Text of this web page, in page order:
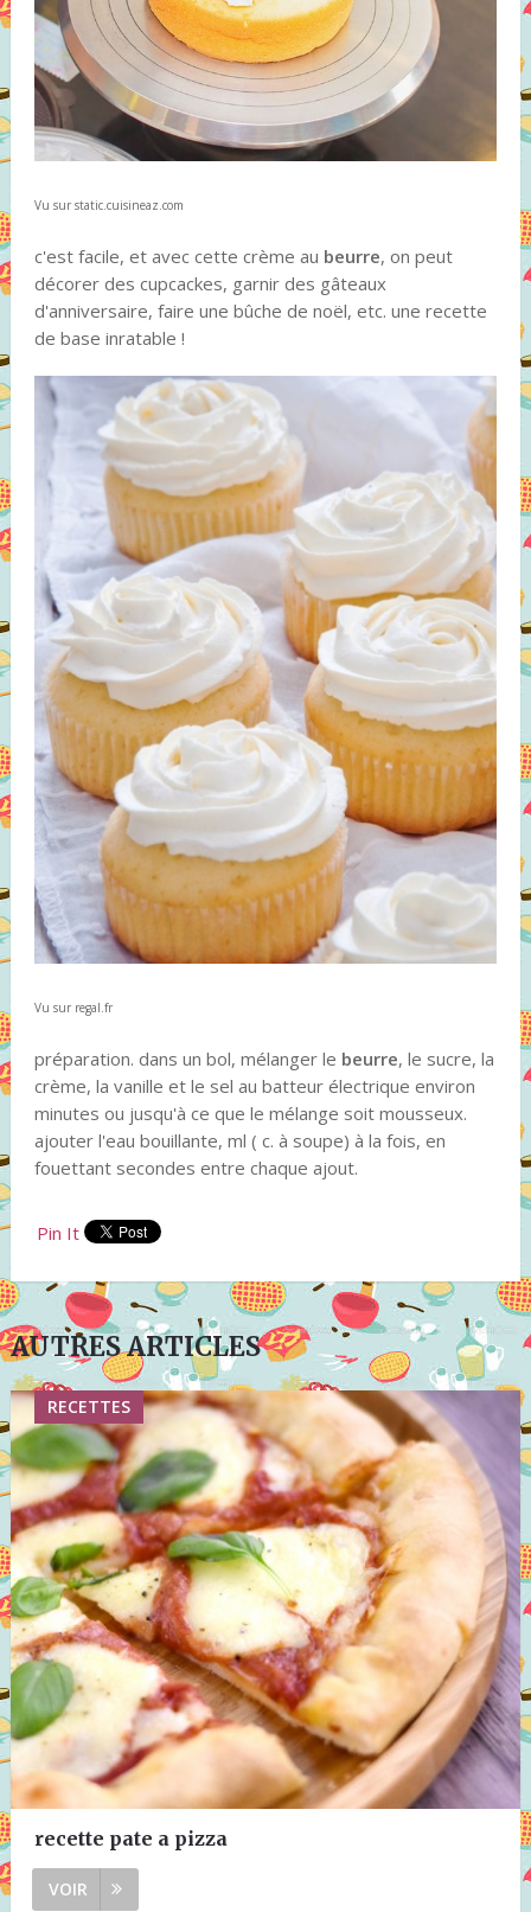
Vu sur static.cuisineaz.com
c'est facile, et avec cette crème au beurre, on peut
décorer des cupcackes, garnir des gâteaux
d'anniversaire, faire une bûche de noël, etc. une recette
de base inratable !
Vu sur regal.fr
préparation. dans un bol, mélanger le beurre, le sucre, la
crème, la vanille et le sel au batteur électrique environ
minutes ou jusqu'à ce que le mélange soit mousseux.
ajouter l'eau bouillante, ml ( c. à soupe) à la fois, en
fouettant secondes entre chaque ajout.
Pin It
AUTRES ARTICLES
RECETTES
recette pate a pizza
VOIR